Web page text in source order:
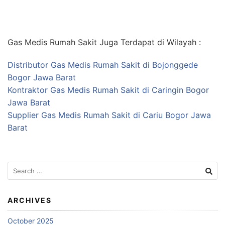
Gas Medis Rumah Sakit Juga Terdapat di Wilayah :
Distributor Gas Medis Rumah Sakit di Bojonggede
Bogor Jawa Barat
Kontraktor Gas Medis Rumah Sakit di Caringin Bogor
Jawa Barat
Supplier Gas Medis Rumah Sakit di Cariu Bogor Jawa
Barat
Search
for:
ARCHIVES
October 2025